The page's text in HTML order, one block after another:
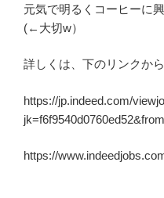
元気で明るくコーヒーに
(←大切w）
詳しくは、下のリンクか
https://jp.indeed.com/
https://